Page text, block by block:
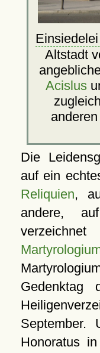
Altstadt
Acislus
Die
auf ein
Reliquien,
andere,
Gedenktag
September.
Honoratus in